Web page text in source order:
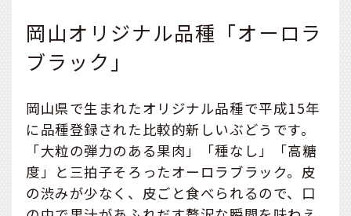
岡山オリジナル品種「オーロラ
ブラック」
岡山県で生まれたオリジナル品種で平成15年
に品種登録された比較的新しいぶどうです。
「大粒の弾力のある果肉」「種なし」「高糖
度」と三拍子そろったオーロラブラック。皮
の渋みが少なく、皮ごと食べられるので、口